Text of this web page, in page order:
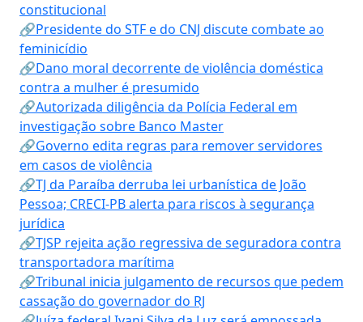
constitucional
🔗Presidente do STF e do CNJ discute combate ao
feminicídio
🔗Dano moral decorrente de violência doméstica
contra a mulher é presumido
🔗Autorizada diligência da Polícia Federal em
investigação sobre Banco Master
🔗Governo edita regras para remover servidores
em casos de violência
🔗TJ da Paraíba derruba lei urbanística de João
Pessoa; CRECI-PB alerta para riscos à segurança
jurídica
🔗TJSP rejeita ação regressiva de seguradora contra
transportadora marítima
🔗Tribunal inicia julgamento de recursos que pedem
cassação do governador do RJ